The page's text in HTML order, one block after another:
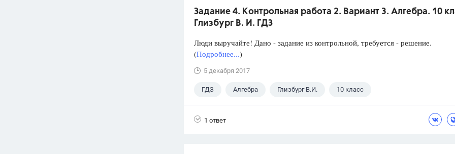
Задание 4. Контрольная работа 2. Вариант 3. Алгебра. 10
Глизбург В. И. ГДЗ
Люди выручайте! Дано - задание из контрольной, требуется - решение.
(Подробнее...)
5 декабря 2017
ГДЗ Алгебра Глизбург В.И. 10 класс
1 ответ